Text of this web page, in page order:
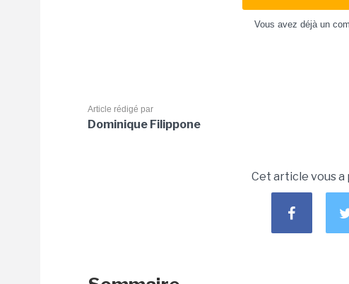
Vous avez déjà un
Article rédigé par
Dominique Filippone
Cet article vous a